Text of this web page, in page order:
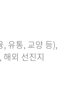
유통, 교양 등),
해외 선진지